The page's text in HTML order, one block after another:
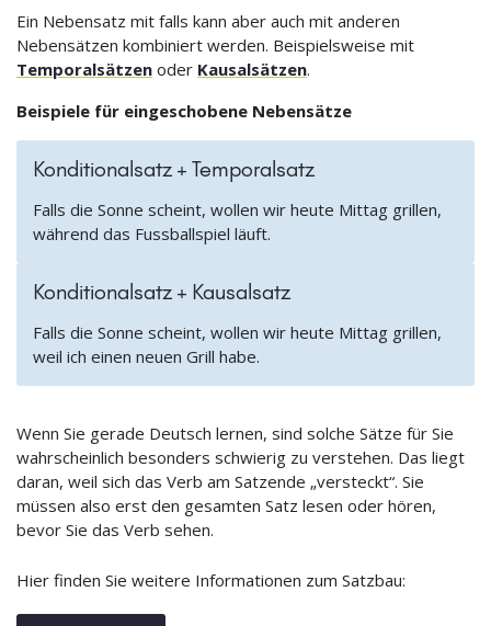
Ein Nebensatz mit falls kann aber auch mit anderen
Nebensätzen kombiniert werden. Beispielsweise mit
Temporalsätzen oder Kausalsätzen.
Beispiele für eingeschobene Nebensätze
Konditionalsatz + Temporalsatz
Falls die Sonne scheint, wollen wir heute Mittag grillen,
während das Fussballspiel läuft.
Konditionalsatz + Kausalsatz
Falls die Sonne scheint, wollen wir heute Mittag grillen,
weil ich einen neuen Grill habe.
Wenn Sie gerade Deutsch lernen, sind solche Sätze für Sie
wahrscheinlich besonders schwierig zu verstehen. Das liegt
daran, weil sich das Verb am Satzende „versteckt“. Sie
müssen also erst den gesamten Satz lesen oder hören,
bevor Sie das Verb sehen.
Hier finden Sie weitere Informationen zum Satzbau: